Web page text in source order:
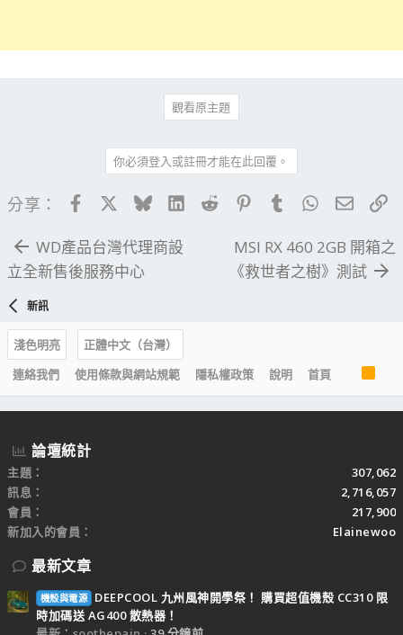
觀看原主題
你必須登入或註冊才能在此回覆。
分享： FacebookBlueskyLinkedIn
Reddit PinterestTumblrWhatsApp
電子
WD產品台灣代理商設
立全新售後服務中心
MSI RX 460 2GB 開箱之
《救世者之樹》測試
新訊
淺色明亮
正體中文（台灣）
連絡我們
使用條款與網站規範 隱私權政策 說明 首頁
R
S
S
論壇統計
主題
307,062
訊息
2,716,057
會員
217,900
新加入的會員
Elainewoo
最新文章
機殼與電源
DEEPCOOL 九州風神開學祭！ 購買超值機殼 CC310 限
時加碼送 AG400 散熱器！